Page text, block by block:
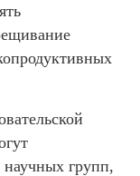
научных групп,